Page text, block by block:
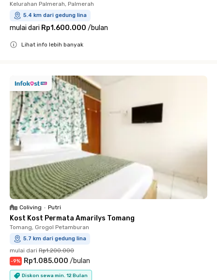
Kelurahan Palmerah, Palmerah
5.4 km dari gedung lina
mulai dari Rp1.600.000 /bulan
Lihat info lebih banyak
Coliving • Putri
Kost Kost Permata Amarilys Tomang
Tomang, Grogol Petamburan
5.7 km dari gedung lina
mulai dari Rp1.200.000
-9% Rp1.085.000 /bulan
Diskon sewa min. 12 Bulan